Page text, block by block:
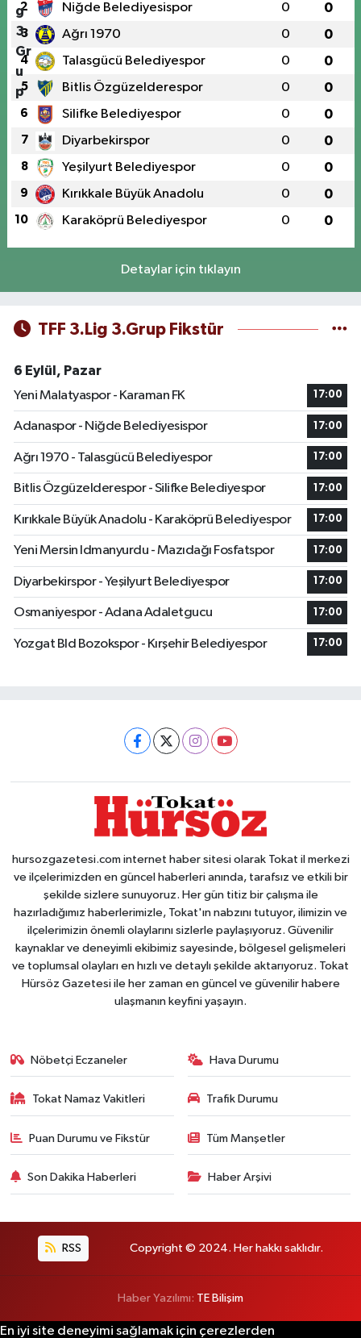
2 Niğde Belediyesispor 0 0
3 Ağrı 1970 0 0
4 Talasgücü Belediyespor 0 0
5 Bitlis Özgüzelderespor 0 0
6 Silifke Belediyespor 0 0
7 Diyarbekirspor 0 0
8 Yeşilyurt Belediyespor 0 0
9 Kırıkkale Büyük Anadolu 0 0
10 Karaköprü Belediyespor 0 0
Detaylar için tıklayın
TFF 3.Lig 3.Grup Fikstür
6 Eylül, Pazar
Yeni Malatyaspor - Karaman FK
17:00
Adanaspor - Niğde Belediyesispor 17:00
Ağrı 1970 - Talasgücü Belediyespor 17:00
Bitlis Özgüzelderespor - Silifke Belediyespor 17:00
Kırıkkale Büyük Anadolu - Karaköprü Belediyespor 17:00
Yeni Mersin Idmanyurdu - Mazıdağı Fosfatspor 17:00
Diyarbekirspor - Yeşilyurt Belediyespor 17:00
Osmaniyespor - Adana Adaletgucu 17:00
Yozgat Bld Bozokspor - Kırşehir Belediyespor 17:00
hursozgazetesi.com internet haber sitesi olarak Tokat il merkezi
ve ilçelerimizden en güncel haberleri anında, tarafsız ve etkili bir
şekilde sizlere sunuyoruz. Her gün titiz bir çalışma ile
hazırladığımız haberlerimizle, Tokat'ın nabzını tutuyor, ilimizin ve
ilçelerimizin önemli olaylarını sizlerle paylaşıyoruz. Güvenilir
kaynaklar ve deneyimli ekibimiz sayesinde, bölgesel gelişmeleri
ve toplumsal olayları en hızlı ve detaylı şekilde aktarıyoruz. Tokat
Hürsöz Gazetesi ile her zaman en güncel ve güvenilir habere
ulaşmanın keyfini yaşayın.
Nöbetçi Eczaneler Hava Durumu
Tokat Namaz Vakitleri Trafik Durumu
Puan Durumu ve Fikstür Tüm Manşetler
Son Dakika Haberleri Haber Arşivi
RSS Copyright © 2024. Her hakkı saklıdır.
Haber Yazılımı: TE Bilişim
En iyi site deneyimi sağlamak için çerezlerden